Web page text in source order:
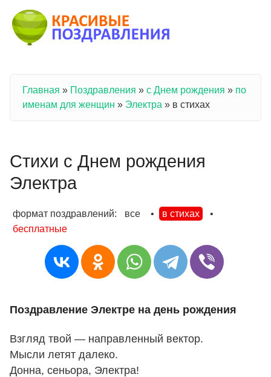
Вы здесь
Главная » Поздравления » с Днем рождения » по
именам для женщин » Электра » в стихах
Стихи с Днем рождения
Электра
формат поздравлений: все • в стихах
•
бесплатные
Поздравление Электре на день рождения
Взгляд твой — направленный вектор.
Мысли летят далеко.
Донна, сеньора, Электра!